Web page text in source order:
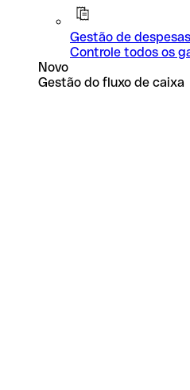
Gestão de
Controle todos os
Novo
Gestão do fluxo de caixa